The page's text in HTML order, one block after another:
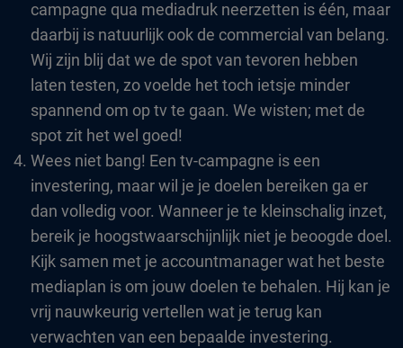
campagne qua mediadruk neerzetten is één, maar
daarbij is natuurlijk ook de commercial van belang.
Wij zijn blij dat we de spot van tevoren hebben
laten testen, zo voelde het toch ietsje minder
spannend om op tv te gaan. We wisten; met de
spot zit het wel goed!
Wees niet bang! Een tv-campagne is een
investering, maar wil je je doelen bereiken ga er
dan volledig voor. Wanneer je te kleinschalig inzet,
bereik je hoogstwaarschijnlijk niet je beoogde doel.
Kijk samen met je accountmanager wat het beste
mediaplan is om jouw doelen te behalen. Hij kan je
vrij nauwkeurig vertellen wat je terug kan
verwachten van een bepaalde investering.